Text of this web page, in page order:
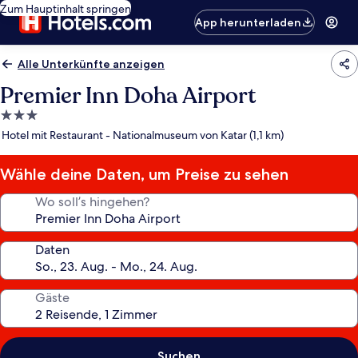
Zum Hauptinhalt springen
App herunterladen
Alle Unterkünfte anzeigen
Premier Inn Doha Airport
3.0-
Sterne-
Hotel mit Restaurant - Nationalmuseum von Katar (1,1 km)
Wähle deine Daten, um Preise zu sehen
Wo soll’s hingehen?
Daten
Gäste